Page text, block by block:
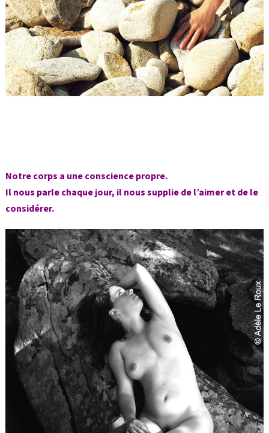
Notre corps a une conscience propre.
Il nous parle chaque jour, il nous supplie de l’aimer et de le
considérer.